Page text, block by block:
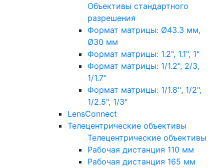
Объективы стандартного
разрешения
Формат матрицы: Ø43.3 мм,
Ø30 мм
Формат матрицы: 1.2", 1.1", 1"
Формат матрицы: 1/1.2", 2/3,
1/1.7"
Формат матрицы: 1/1.8'', 1/2",
1/2.5", 1/3"
LensConnect
Телецентрические объективы
Телецентрические объективы
Рабочая дистанция 110 мм
Рабочая дистанция 165 мм